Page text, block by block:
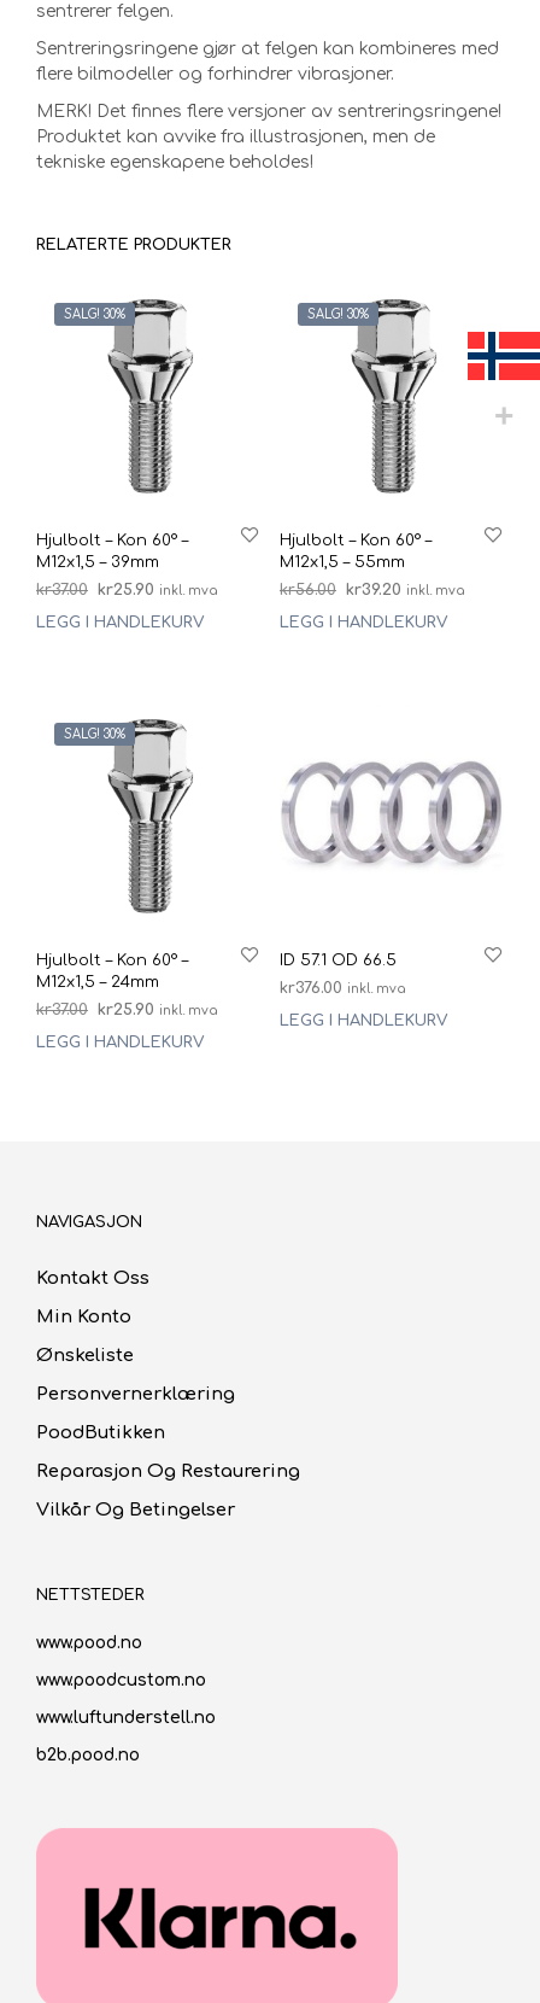
sentrerer felgen.
Sentreringsringene gjør at felgen kan kombineres med
flere bilmodeller og forhindrer vibrasjoner.
MERK! Det finnes flere versjoner av sentreringsringene!
Produktet kan avvike fra illustrasjonen, men de
tekniske egenskapene beholdes!
RELATERTE PRODUKTER
SALG! 30%
Hjulbolt – Kon 60° –
M12x1,5 – 39mm
kr37.00
Opprinnelig
pris
kr25.90 Nåværende
pris
inkl. mva
LEGG I HANDLEKURV
SALG! 30%
Hjulbolt – Kon 60° –
M12x1,5 – 55mm
kr56.00
Opprinnelig
pris
kr39.20Nåværende
pris
inkl. mva
LEGG I HANDLEKURV
SALG! 30%
Hjulbolt – Kon 60° –
M12x1,5 – 24mm
kr37.00
Opprinnelig
pris
kr25.90 Nåværende
pris
inkl. mva
LEGG I HANDLEKURV
ID 57.1 OD 66.5
kr376.00 inkl. mva
LEGG I HANDLEKURV
NAVIGASJON
Kontakt Oss
Min Konto
Ønskeliste
Personvernerklæring
PoodButikken
Reparasjon Og Restaurering
Vilkår Og Betingelser
NETTSTEDER
www.pood.no
www.poodcustom.no
www.luftunderstell.no
b2b.pood.no